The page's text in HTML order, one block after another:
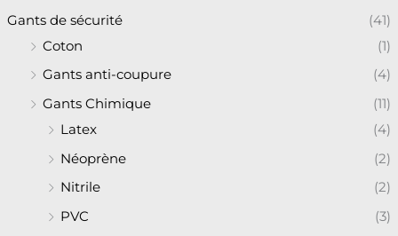
Gants de sécurité
(41)
Coton
(1)
Gants anti-coupure
(4)
Gants Chimique
(11)
Latex
(4)
Néoprène
(2)
Nitrile
(2)
PVC
(3)